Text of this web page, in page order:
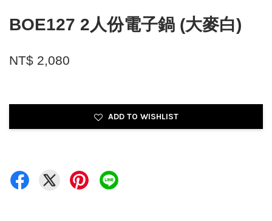
BOE127 2人份電子鍋 (大麥白)
NT$ 2,080
ADD TO WISHLIST